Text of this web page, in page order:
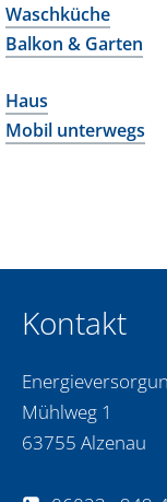
Waschküche
Balkon & Garten
Haus
Mobil unterwegs
Kontakt
Mühlweg 1
63755 Alzenau